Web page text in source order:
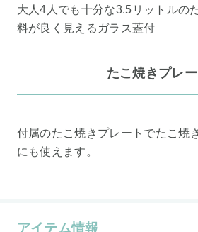
大人4人でも十分な3.5リットルの
料が良く見えるガラス蓋付
たこ焼きプレー
付属のたこ焼きプレートでたこ焼
にも使えます。
アイテム情報